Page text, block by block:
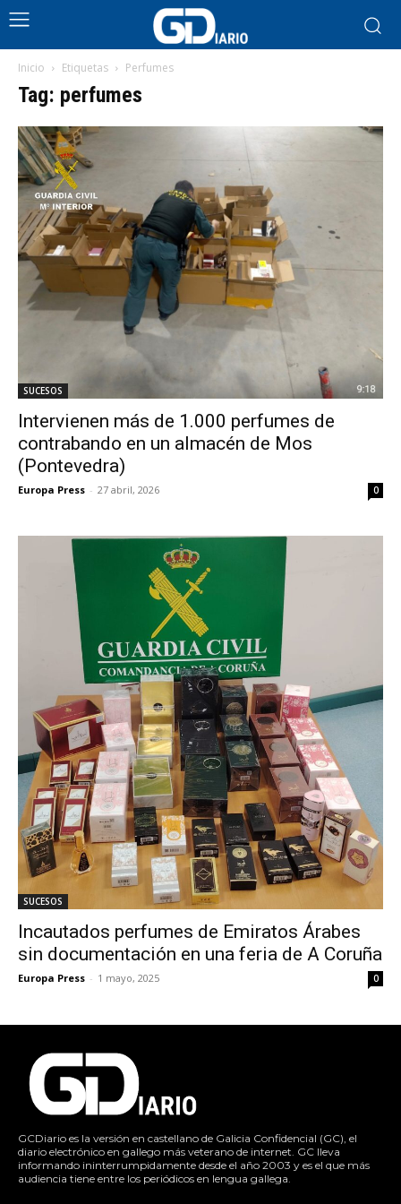
Inicio Etiquetas Perfumes
Tag: perfumes
SUCESOS
Intervienen más de 1.000 perfumes de
contrabando en un almacén de Mos
(Pontevedra)
Europa Press - 27 abril, 2026 0
SUCESOS
Incautados perfumes de Emiratos Árabes
sin documentación en una feria de A Coruña
Europa Press - 1 mayo, 2025 0
GCDiario es la versión en castellano de Galicia Confidencial (GC), el
diario electrónico en gallego más veterano de internet. GC lleva
informando ininterrumpidamente desde el año 2003 y es el que más
audiencia tiene entre los periódicos en lengua gallega.